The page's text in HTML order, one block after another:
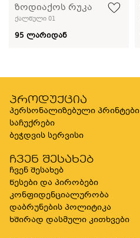
ზოდიაქოს რუკა
ქალწული 01
95 ლარიდან
პროდუქცია
პერსონალიზებული პრინტები
საჩუქრები
ბეჭდვის სერვისი
ჩვენ შესახებ
ჩვენ შესახებ
წესები და პირობები
კონფიდენციალურობა
დაბრუნების პოლიტიკა
ხშირად დასმული კითხვები